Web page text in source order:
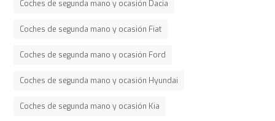
Coches de segunda mano y ocasión Dacia
Coches de segunda mano y ocasión Fiat
Coches de segunda mano y ocasión Ford
Coches de segunda mano y ocasión Hyundai
Coches de segunda mano y ocasión Kia